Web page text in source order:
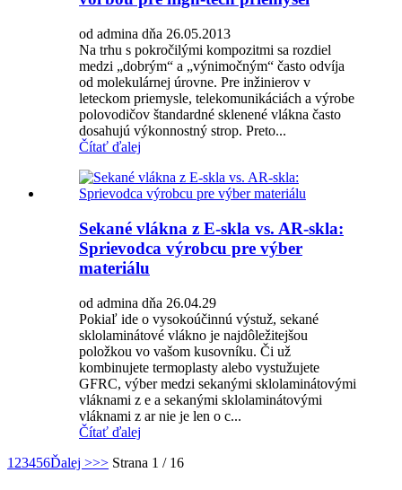
od admina dňa 26.05.2013
Na trhu s pokročilými kompozitmi sa rozdiel
medzi „dobrým“ a „výnimočným“ často odvíja
od molekulárnej úrovne. Pre inžinierov v
leteckom priemysle, telekomunikáciách a výrobe
polovodičov štandardné sklenené vlákna často
dosahujú výkonnostný strop. Preto...
Čítať ďalej
Sekané vlákna z E-skla vs. AR-skla:
Sprievodca výrobcu pre výber
materiálu
od admina dňa 26.04.29
Pokiaľ ide o vysokoúčinnú výstuž, sekané
sklolaminátové vlákno je najdôležitejšou
položkou vo vašom kusovníku. Či už
kombinujete termoplasty alebo vystužujete
GFRC, výber medzi sekanými sklolaminátovými
vláknami z e a sekanými sklolaminátovými
vláknami z ar nie je len o c...
Čítať ďalej
1 23456Ďalej >>> Strana 1 / 16